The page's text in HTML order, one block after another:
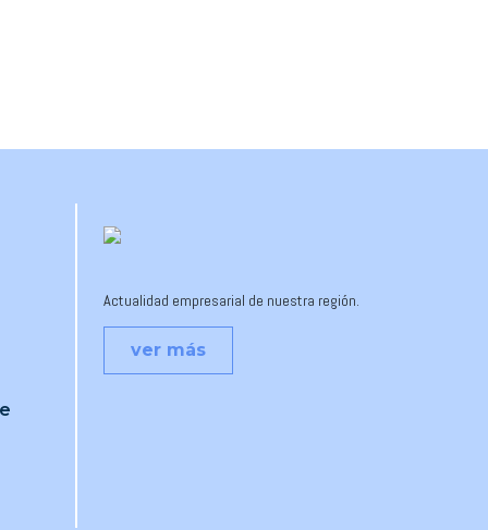
Actualidad empresarial de nuestra región.
ver más